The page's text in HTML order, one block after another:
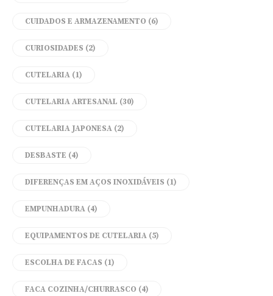
CUIDADOS E ARMAZENAMENTO (6)
CURIOSIDADES (2)
CUTELARIA (1)
CUTELARIA ARTESANAL (30)
CUTELARIA JAPONESA (2)
DESBASTE (4)
DIFERENÇAS EM AÇOS INOXIDÁVEIS (1)
EMPUNHADURA (4)
EQUIPAMENTOS DE CUTELARIA (5)
ESCOLHA DE FACAS (1)
FACA COZINHA/CHURRASCO (4)